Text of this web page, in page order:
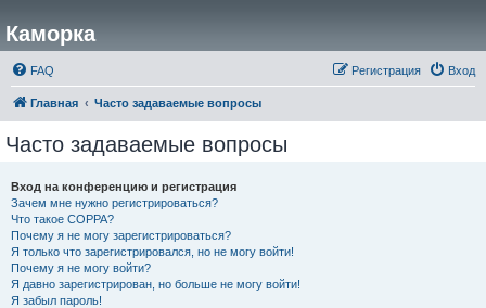
Каморка
FAQ Вход
Регистрация
Главная Часто задаваемые вопросы
Часто задаваемые вопросы
Вход на конференцию и регистрация
Зачем мне нужно регистрироваться?
Что такое COPPA?
Почему я не могу зарегистрироваться?
Я только что зарегистрировался, но не могу войти!
Почему я не могу войти?
Я давно зарегистрирован, но больше не могу войти!
Я забыл пароль!